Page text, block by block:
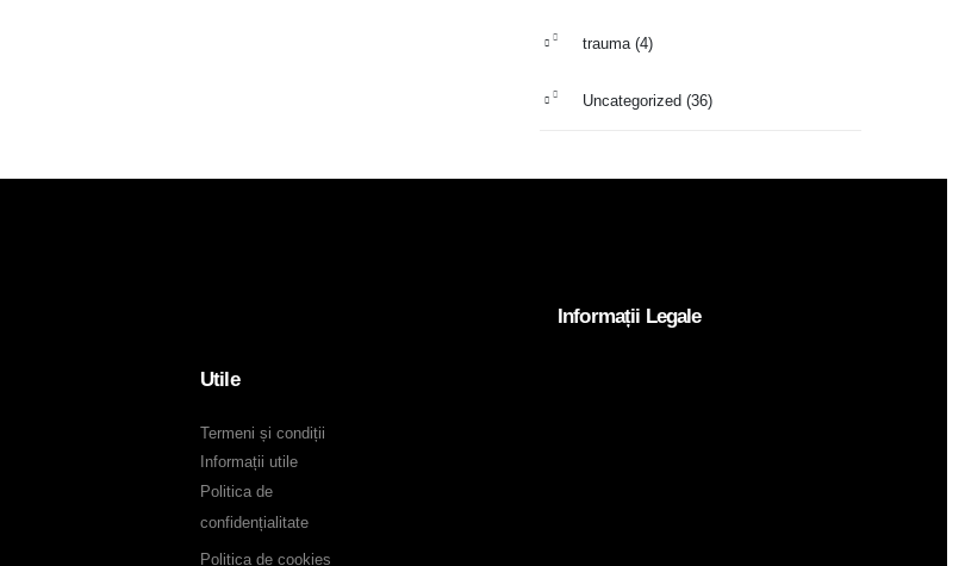
trauma (4)
Uncategorized (36)
Utile
Termeni și condiții
Informații utile
Politica de
confidențialitate
Politica de cookies
Informații Legale